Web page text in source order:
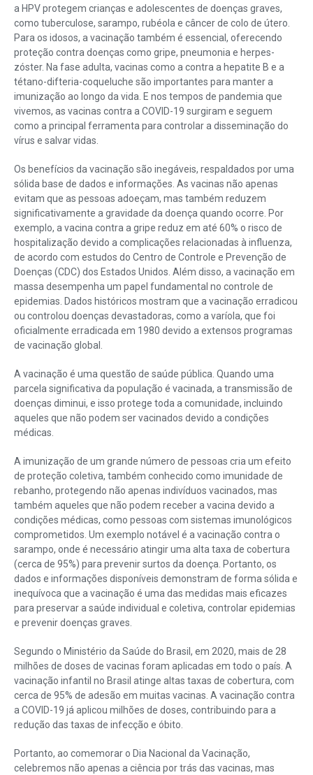
a HPV protegem crianças e adolescentes de doenças graves,
como tuberculose, sarampo, rubéola e câncer de colo de útero.
Para os idosos, a vacinação também é essencial, oferecendo
proteção contra doenças como gripe, pneumonia e herpes-
zóster. Na fase adulta, vacinas como a contra a hepatite B e a
tétano-difteria-coqueluche são importantes para manter a
imunização ao longo da vida. E nos tempos de pandemia que
vivemos, as vacinas contra a COVID-19 surgiram e seguem
como a principal ferramenta para controlar a disseminação do
vírus e salvar vidas.
Os benefícios da vacinação são inegáveis, respaldados por uma
sólida base de dados e informações. As vacinas não apenas
evitam que as pessoas adoeçam, mas também reduzem
significativamente a gravidade da doença quando ocorre. Por
exemplo, a vacina contra a gripe reduz em até 60% o risco de
hospitalização devido a complicações relacionadas à influenza,
de acordo com estudos do Centro de Controle e Prevenção de
Doenças (CDC) dos Estados Unidos. Além disso, a vacinação em
massa desempenha um papel fundamental no controle de
epidemias. Dados históricos mostram que a vacinação erradicou
ou controlou doenças devastadoras, como a varíola, que foi
oficialmente erradicada em 1980 devido a extensos programas
de vacinação global.
A vacinação é uma questão de saúde pública. Quando uma
parcela significativa da população é vacinada, a transmissão de
doenças diminui, e isso protege toda a comunidade, incluindo
aqueles que não podem ser vacinados devido a condições
médicas.
A imunização de um grande número de pessoas cria um efeito
de proteção coletiva, também conhecido como imunidade de
rebanho, protegendo não apenas indivíduos vacinados, mas
também aqueles que não podem receber a vacina devido a
condições médicas, como pessoas com sistemas imunológicos
comprometidos. Um exemplo notável é a vacinação contra o
sarampo, onde é necessário atingir uma alta taxa de cobertura
(cerca de 95%) para prevenir surtos da doença. Portanto, os
dados e informações disponíveis demonstram de forma sólida e
inequívoca que a vacinação é uma das medidas mais eficazes
para preservar a saúde individual e coletiva, controlar epidemias
e prevenir doenças graves.
Segundo o Ministério da Saúde do Brasil, em 2020, mais de 28
milhões de doses de vacinas foram aplicadas em todo o país. A
vacinação infantil no Brasil atinge altas taxas de cobertura, com
cerca de 95% de adesão em muitas vacinas. A vacinação contra
a COVID-19 já aplicou milhões de doses, contribuindo para a
redução das taxas de infecção e óbito.
Portanto, ao comemorar o Dia Nacional da Vacinação,
celebremos não apenas a ciência por trás das vacinas, mas